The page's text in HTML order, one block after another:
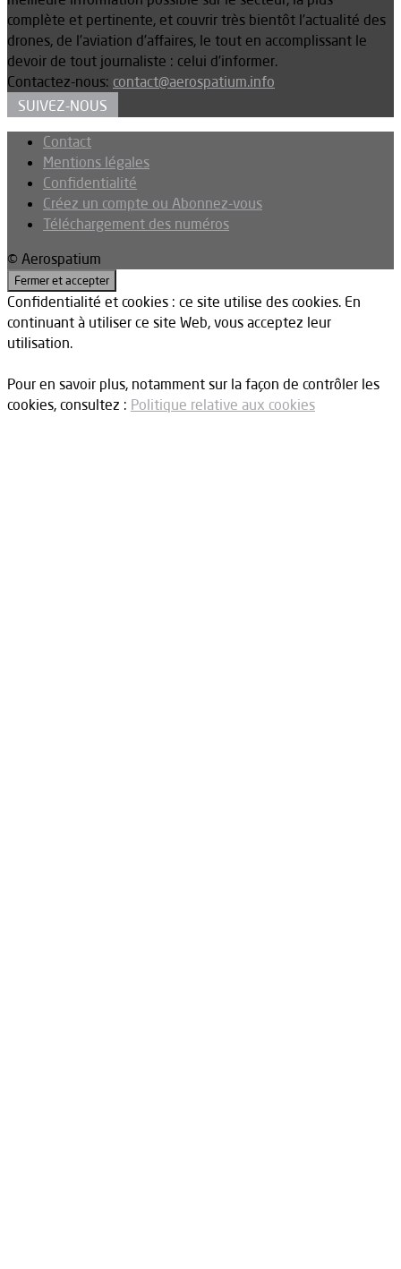
complète et pertinente, et couvrir très bientôt l’actualité des
drones, de l’aviation d’affaires, le tout en accomplissant le
devoir de tout journaliste : celui d’informer.
Contactez-nous: contact@aerospatium.info
SUIVEZ-NOUS
Contact
Mentions légales
Confidentialité
Créez un compte ou Abonnez-vous
Téléchargement des numéros
© Aerospatium
Confidentialité et cookies : ce site utilise des cookies. En
continuant à utiliser ce site Web, vous acceptez leur
utilisation.
Pour en savoir plus, notamment sur la façon de contrôler les
cookies, consultez : Politique relative aux cookies